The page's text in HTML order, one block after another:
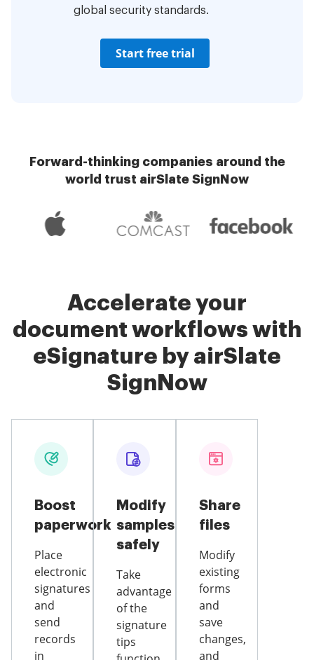
global security standards.
Start free trial
Forward-thinking companies around the
world trust airSlate SignNow
Accelerate your
document workflows with
eSignature by airSlate
SignNow
Boost
paperwork
Place
electronic
signatures
and
send
records
in
Modify
samples
safely
Take
advantage
of the
signature
tips
Share
files
Modify
existing
forms
and
save
changes,
and